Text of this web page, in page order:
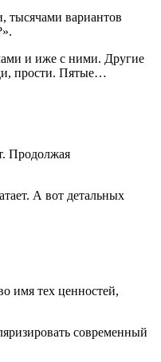
тысячами вариантов
и иже с ними. Другие
прости. Пятые…
Продолжая
А вот детальных
имя тех ценностей,
современный